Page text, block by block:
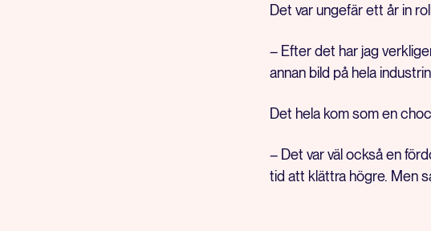
Det var ungefär ett år in
– Efter det har jag
annan bild på hela
Det hela kom som en
– Det var väl också en
tid att klättra högre. Men